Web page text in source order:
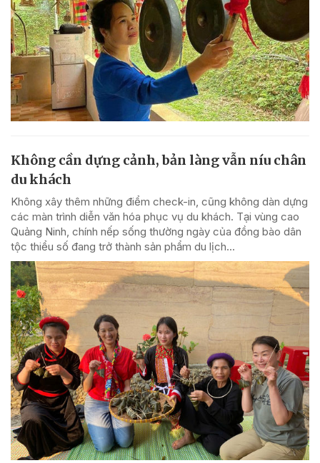
Không cần dựng cảnh, bản làng vẫn níu chân
du khách
Không xây thêm những điểm check-in, cũng không dàn dựng
các màn trình diễn văn hóa phục vụ du khách. Tại vùng cao
Quảng Ninh, chính nếp sống thường ngày của đồng bào dân
tộc thiểu số đang trở thành sản phẩm du lịch...